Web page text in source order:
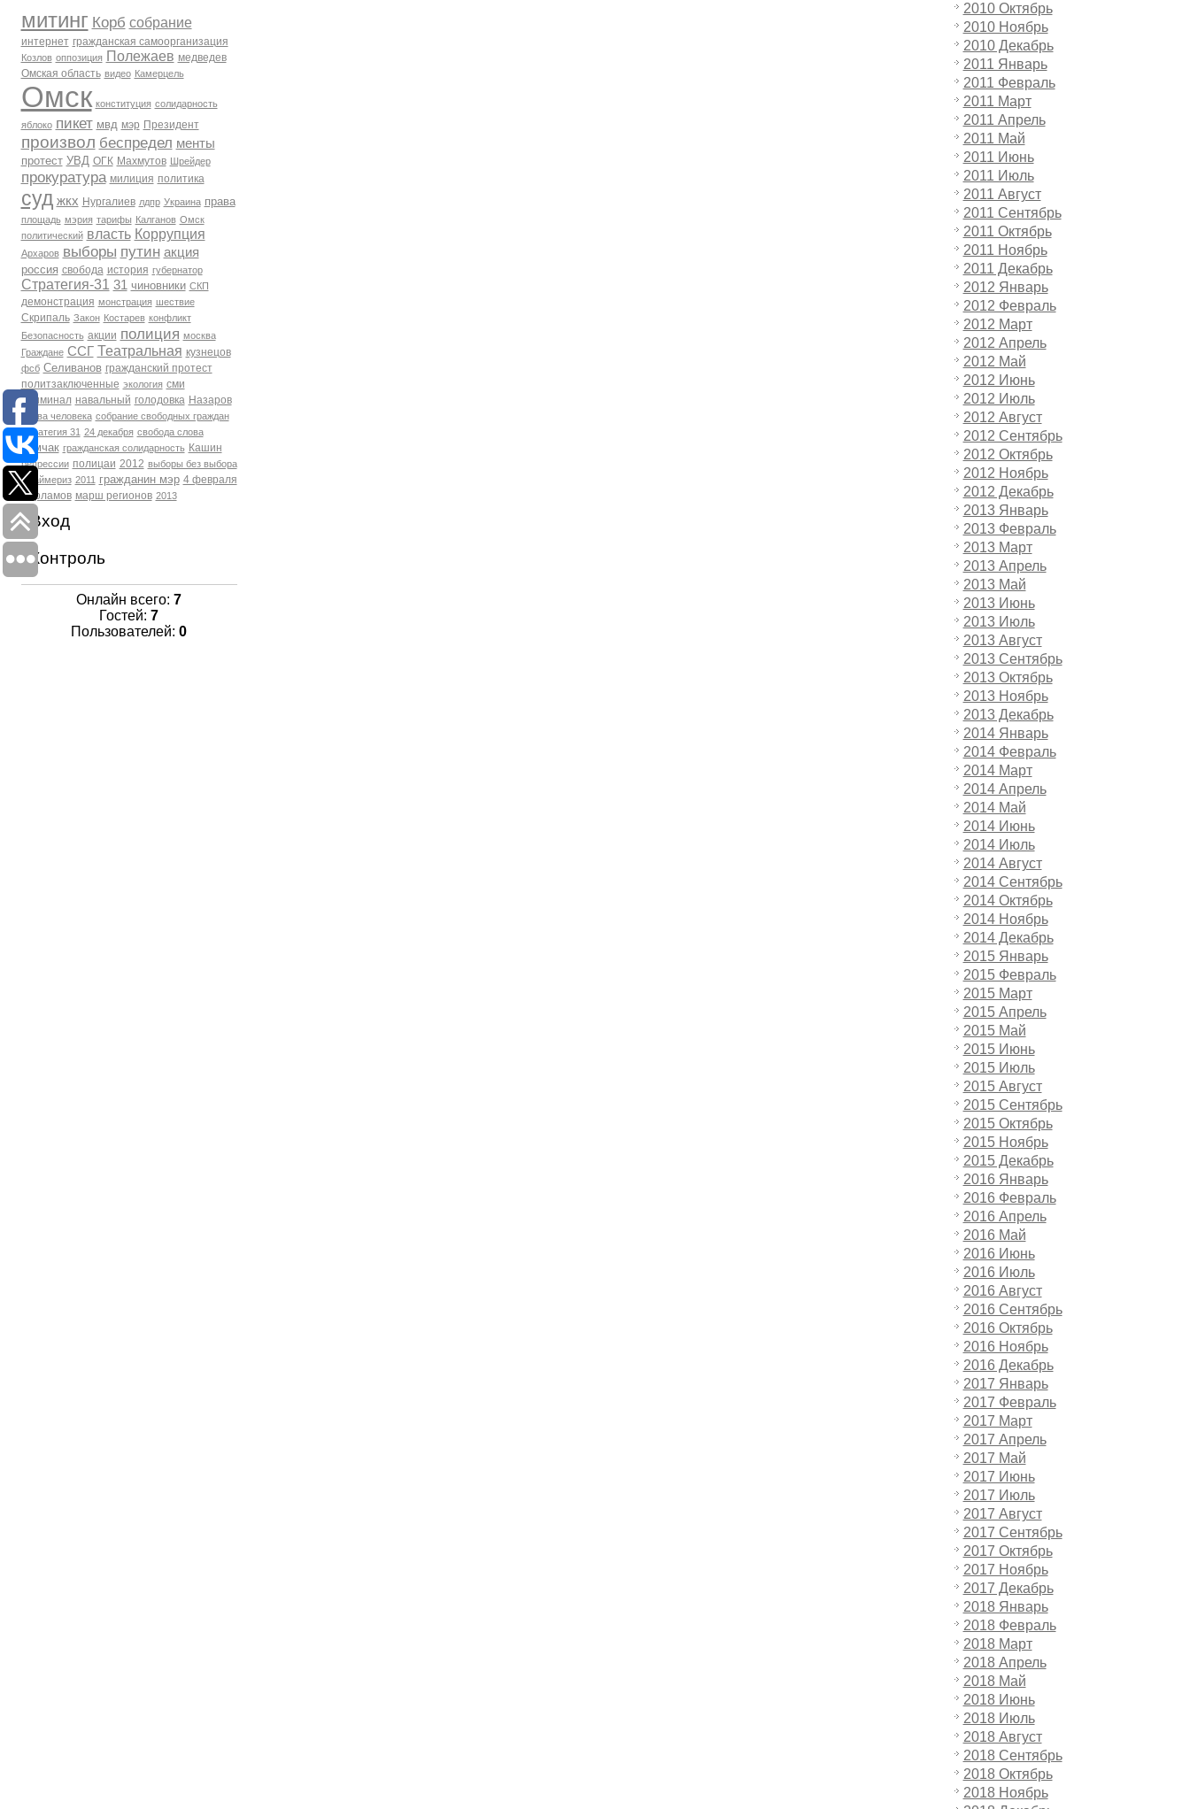
митинг Корб собрание
интернет гражданская самоорганизация
Козлов оппозиция Полежаев медведев
Омская область видео Камерцель
Омск конституция солидарность
яблоко пикет мвд мэр Президент
произвол беспредел менты
протест УВД ОГК Махмутов Шрейдер
прокуратура милиция политика
суд жкх Нургалиев лдпр Украина права
площадь мэрия тарифы Калганов Омск
политический власть Коррупция
Архаров выборы путин акция
россия свобода история губернатор
Стратегия-31 31 чиновники СКП
демонстрация монстрация шествие
Скрипаль Закон Костарев конфликт
Безопасность акции полиция москва
Граждане ССГ Театральная кузнецов
фсб Селиванов гражданский протест
политзаключенные экология сми
Криминал навальный голодовка Назаров
права человека собрание свободных граждан
Стратегия 31 24 декабря свобода слова
Томчак гражданская солидарность Кашин
репрессии полицаи 2012 выборы без выбора
Праймериз 2011 гражданин мэр 4 февраля
Варламов марш регионов 2013
Вход
Контроль
Онлайн всего: 7
Гостей: 7
Пользователей: 0
2010 Октябрь
2010 Ноябрь
2010 Декабрь
2011 Январь
2011 Февраль
2011 Март
2011 Апрель
2011 Май
2011 Июнь
2011 Июль
2011 Август
2011 Сентябрь
2011 Октябрь
2011 Ноябрь
2011 Декабрь
2012 Январь
2012 Февраль
2012 Март
2012 Апрель
2012 Май
2012 Июнь
2012 Июль
2012 Август
2012 Сентябрь
2012 Октябрь
2012 Ноябрь
2012 Декабрь
2013 Январь
2013 Февраль
2013 Март
2013 Апрель
2013 Май
2013 Июнь
2013 Июль
2013 Август
2013 Сентябрь
2013 Октябрь
2013 Ноябрь
2013 Декабрь
2014 Январь
2014 Февраль
2014 Март
2014 Апрель
2014 Май
2014 Июнь
2014 Июль
2014 Август
2014 Сентябрь
2014 Октябрь
2014 Ноябрь
2014 Декабрь
2015 Январь
2015 Февраль
2015 Март
2015 Апрель
2015 Май
2015 Июнь
2015 Июль
2015 Август
2015 Сентябрь
2015 Октябрь
2015 Ноябрь
2015 Декабрь
2016 Январь
2016 Февраль
2016 Апрель
2016 Май
2016 Июнь
2016 Июль
2016 Август
2016 Сентябрь
2016 Октябрь
2016 Ноябрь
2016 Декабрь
2017 Январь
2017 Февраль
2017 Март
2017 Апрель
2017 Май
2017 Июнь
2017 Июль
2017 Август
2017 Сентябрь
2017 Октябрь
2017 Ноябрь
2017 Декабрь
2018 Январь
2018 Февраль
2018 Март
2018 Апрель
2018 Май
2018 Июнь
2018 Июль
2018 Август
2018 Сентябрь
2018 Октябрь
2018 Ноябрь